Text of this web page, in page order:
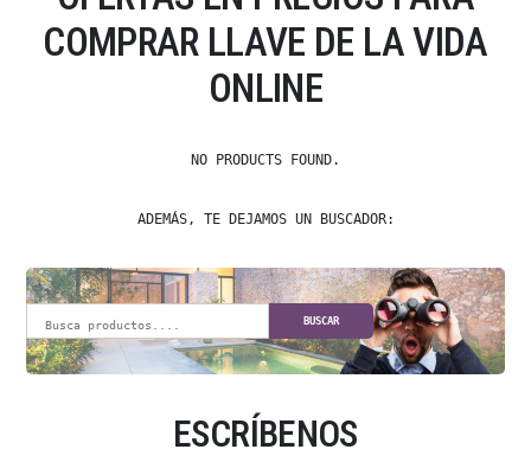
COMPRAR LLAVE DE LA VIDA
ONLINE
NO PRODUCTS FOUND.
ADEMÁS, TE DEJAMOS UN BUSCADOR:
BUSCAR
ESCRÍBENOS